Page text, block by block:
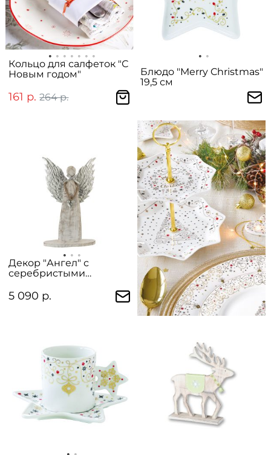
Кольцо для салфеток "С
Новым годом"
161 р. 264 р.
Блюдо "Merry Christmas"
19,5 см
Декор "Ангел" с
серебристыми
5 090 р.